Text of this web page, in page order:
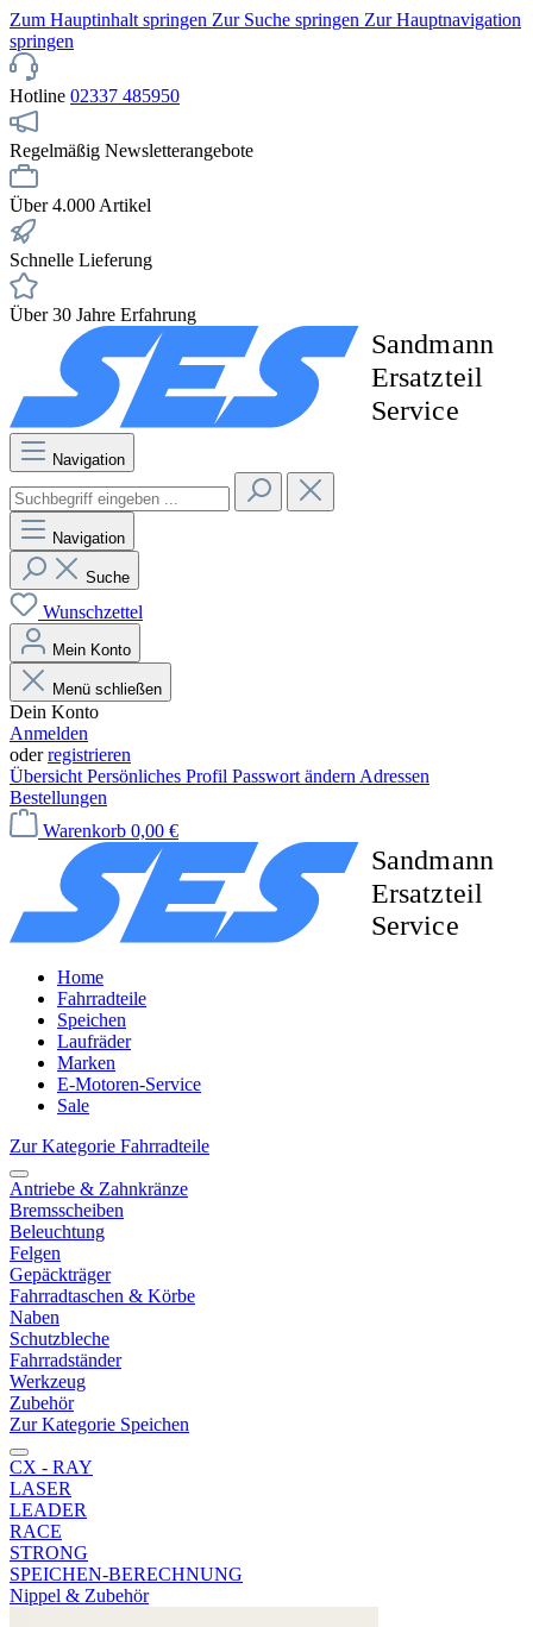
Zum Hauptinhalt springen Zur Suche springen Zur Hauptnavigation
springen
Hotline 02337 485950
Regelmäßig Newsletterangebote
Über 4.000 Artikel
Schnelle Lieferung
Über 30 Jahre Erfahrung
Navigation
Navigation
Suche
Wunschzettel
Mein Konto
Menü schließen
Dein Konto
Anmelden
oderregistrieren
Übersicht Persönliches Profil Passwort ändern Adressen
Bestellungen
Warenkorb 0,00 €
Home
Fahrradteile
Speichen
Laufräder
Marken
E-Motoren-Service
Sale
Zur Kategorie Fahrradteile
Antriebe & Zahnkränze
Bremsscheiben
Beleuchtung
Felgen
Gepäckträger
Fahrradtaschen & Körbe
Naben
Schutzbleche
Fahrradständer
Werkzeug
Zubehör
Zur Kategorie Speichen
CX - RAY
LASER
LEADER
RACE
STRONG
SPEICHEN-BERECHNUNG
Nippel & Zubehör